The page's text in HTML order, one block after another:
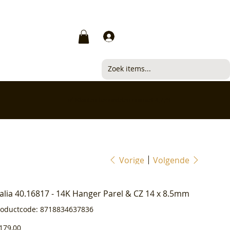
Vorige Volgende
40.16817 - 14K Hanger Parel & CZ 14 x 8.5mm
Productcode
8718834637836
8718834637836